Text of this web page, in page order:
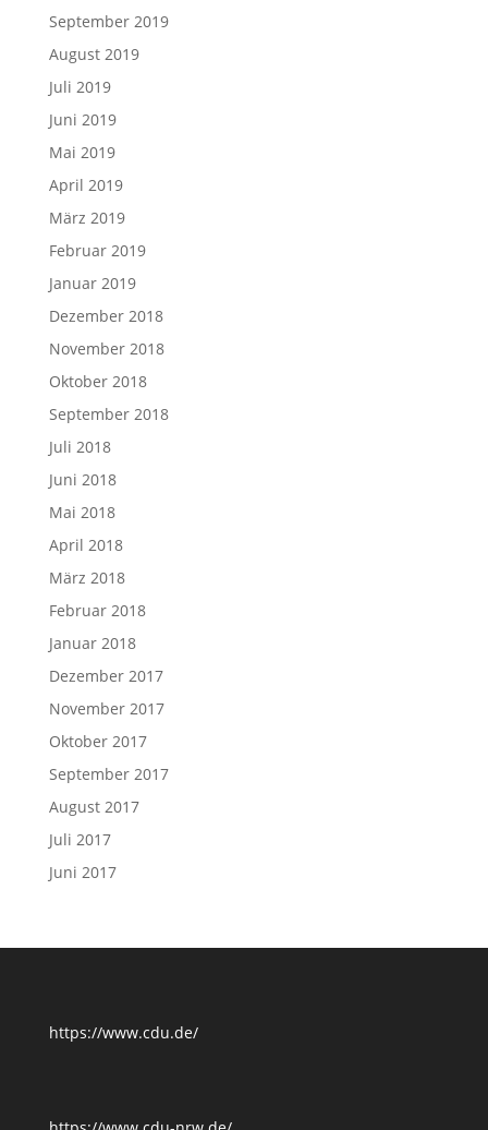
September 2019
August 2019
Juli 2019
Juni 2019
Mai 2019
April 2019
März 2019
Februar 2019
Januar 2019
Dezember 2018
November 2018
Oktober 2018
September 2018
Juli 2018
Juni 2018
Mai 2018
April 2018
März 2018
Februar 2018
Januar 2018
Dezember 2017
November 2017
Oktober 2017
September 2017
August 2017
Juli 2017
Juni 2017
https://www.cdu.de/